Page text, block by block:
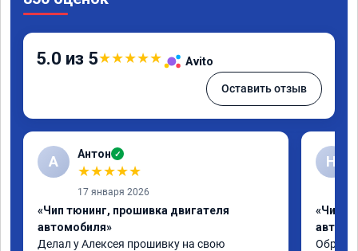
5.0 из 5★★★★★ Avito
Оставить отзыв
А Антон ✓
★★★★★
17 января 2026
«Чип тюнинг, прошивка двигателя
автомобиля»
Делал у Алексея прошивку на свою
Н
«Чип